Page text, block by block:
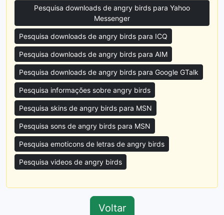
Pesquisa downloads de angry birds para Yahoo
Messenger
Pesquisa downloads de angry birds para ICQ
Pesquisa downloads de angry birds para AIM
Pesquisa downloads de angry birds para Google GTalk
Pesquisa informações sobre angry birds
Pesquisa skins de angry birds para MSN
Pesquisa sons de angry birds para MSN
Pesquisa emoticons de letras de angry birds
Pesquisa videos de angry birds
Voltar